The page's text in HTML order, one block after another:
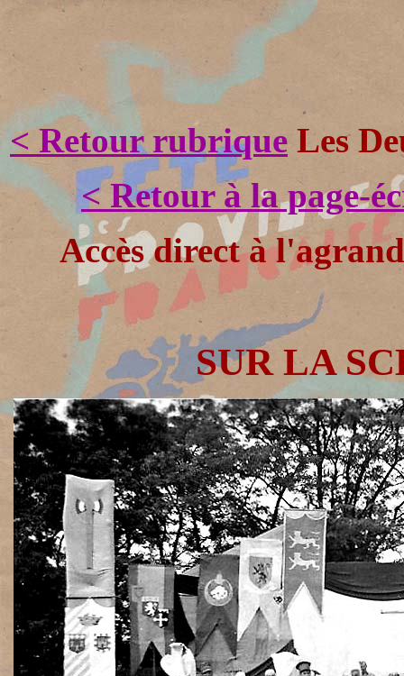
< Retour rubrique Les
< Retour à la page-
Accès direct à
SUR LA